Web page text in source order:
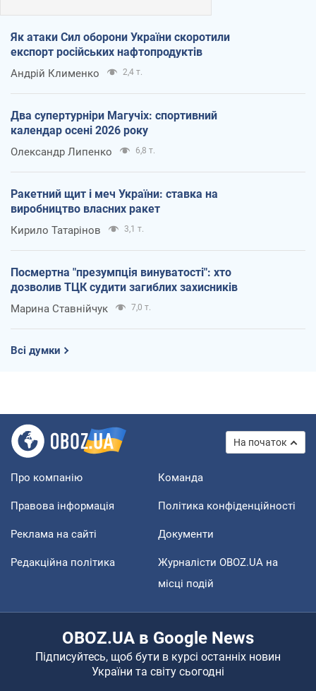
Як атаки Сил оборони України скоротили
експорт російських нафтопродуктів
Андрій Клименко 2,4 т.
Два супертурніри Магучіх: спортивний
календар осені 2026 року
Олександр Липенко 6,8 т.
Ракетний щит і меч України: ставка на
виробництво власних ракет
Кирило Татарінов 3,1 т.
Посмертна "презумпція винуватості": хто
дозволив ТЦК судити загиблих захисників
Марина Ставнійчук 7,0 т.
Всі думки
На початок
Про компанію Команда
Правова інформація Політика конфіденційності
Реклама на сайті Документи
Редакційна політика
Журналісти OBOZ.UA на
місці подій
OBOZ.UA в Google News
Підписуйтесь, щоб бути в курсі останніх новин
України та світу сьогодні